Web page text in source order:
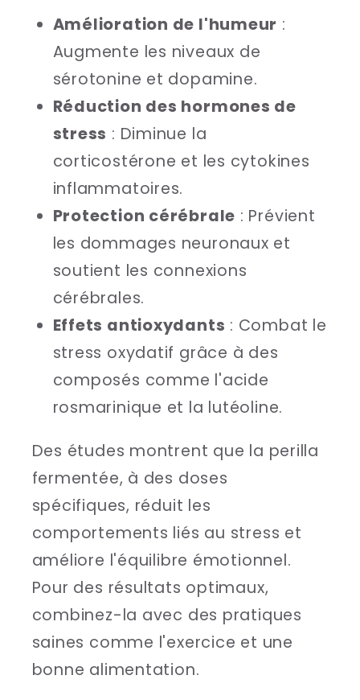
Amélioration de l'humeur :
Augmente les niveaux de
sérotonine et dopamine.
Réduction des hormones de
stress : Diminue la
corticostérone et les cytokines
inflammatoires.
Protection cérébrale : Prévient
les dommages neuronaux et
soutient les connexions
cérébrales.
Effets antioxydants : Combat le
stress oxydatif grâce à des
composés comme l'acide
rosmarinique et la lutéoline.
Des études montrent que la perilla
fermentée, à des doses
spécifiques, réduit les
comportements liés au stress et
améliore l'équilibre émotionnel.
Pour des résultats optimaux,
combinez-la avec des pratiques
saines comme l'exercice et une
bonne alimentation.